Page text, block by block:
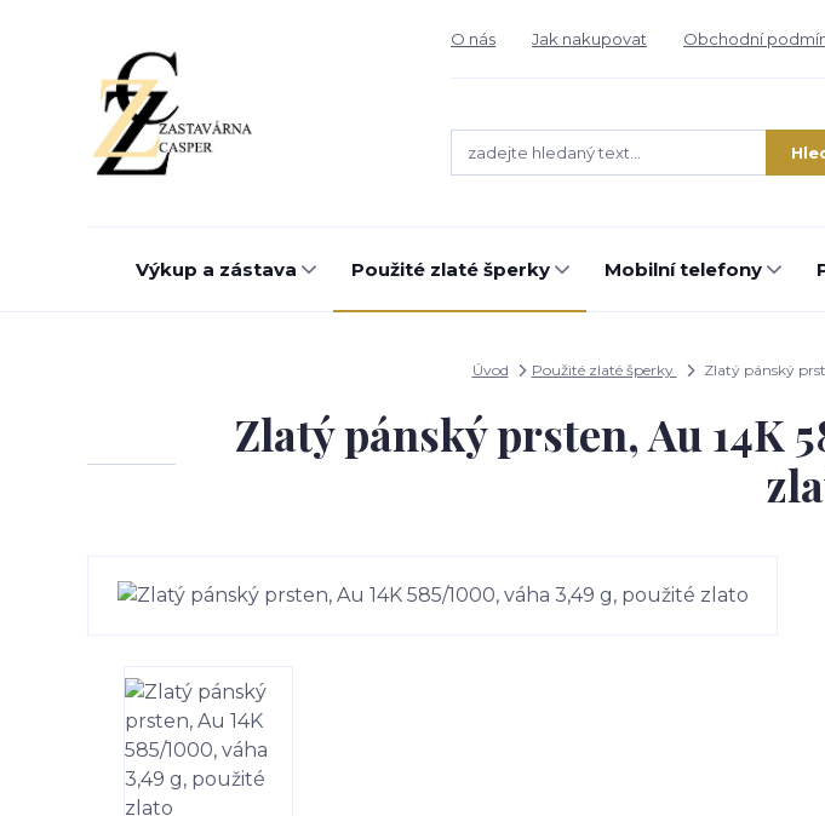
O nás Jak nakupovat Obchodní
Výkup a zástava Použité zlaté šperky Mobilní telefony
Úvod Použité zlaté šperky Zlatý pánský
Zlatý pánský prsten, Au 14K